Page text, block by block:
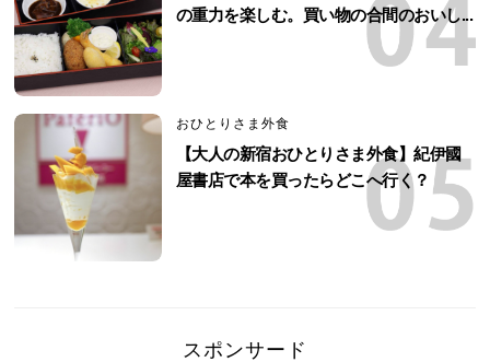
の重力を楽しむ。買い物の合間のおいし...
おひとりさま外食
【大人の新宿おひとりさま外食】紀伊國
屋書店で本を買ったらどこへ行く？
スポンサード